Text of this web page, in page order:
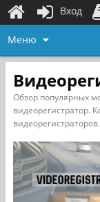
Меню
Обзор популярных
видеорегистратор.
видеорегистраторов.
Вход